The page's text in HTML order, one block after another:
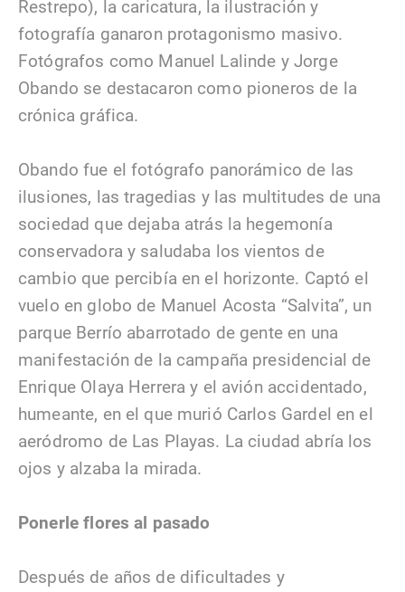
Restrepo), la caricatura, la ilustración y
fotografía ganaron protagonismo masivo.
Fotógrafos como Manuel Lalinde y Jorge
Obando se destacaron como pioneros de la
crónica gráfica.
Obando fue el fotógrafo panorámico de las
ilusiones, las tragedias y las multitudes de una
sociedad que dejaba atrás la hegemonía
conservadora y saludaba los vientos de
cambio que percibía en el horizonte. Captó el
vuelo en globo de Manuel Acosta “Salvita”, un
parque Berrío abarrotado de gente en una
manifestación de la campaña presidencial de
Enrique Olaya Herrera y el avión accidentado,
humeante, en el que murió Carlos Gardel en el
aeródromo de Las Playas. La ciudad abría los
ojos y alzaba la mirada.
Ponerle flores al pasado
Después de años de dificultades y